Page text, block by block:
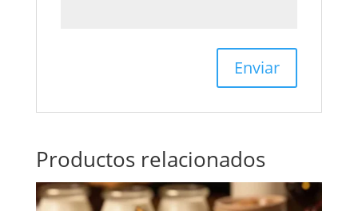
Productos relacionados